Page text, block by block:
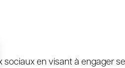
sociaux en visant à engager